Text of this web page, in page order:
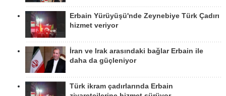
Erbain Yürüyüşü'nde Zeynebiye Türk Çadırı
hizmet veriyor
İran ve Irak arasındaki bağlar Erbain ile
daha da güçleniyor
Türk ikram çadırlarında Erbain